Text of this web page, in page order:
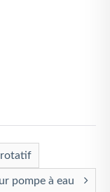
rotatif
pompe à eau